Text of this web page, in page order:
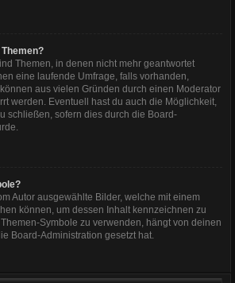
Themen, in denen nicht mehr geantwortet
eine laufende Umfrage, falls vorhanden,
aus vielen Gründen durch einen Moderator
werden. Eventuell hast du auch die Möglichkeit,
schließen, sofern dies durch die Board-
Autor ausgewählte Bilder, welche mit einem
können, um dessen Inhalt kennzeichnen zu
Symbole zu verwenden, hängt von deinen
Board-Administration gesetzt hat.